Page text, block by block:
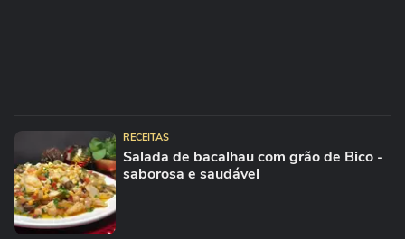
RECEITAS
Salada de bacalhau com grão de Bico -
saborosa e saudável